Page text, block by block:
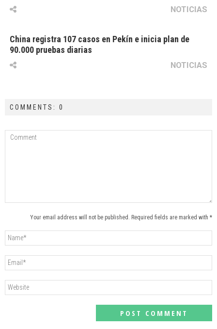
NOTICIAS
China registra 107 casos en Pekín e inicia plan de
90.000 pruebas diarias
NOTICIAS
COMMENTS: 0
Your email address will not be published. Required fields are marked with *